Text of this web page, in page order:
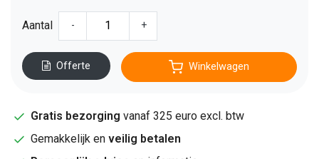
Aantal - +
Offerte Winkelwagen
Gratis bezorging vanaf 325 euro excl. btw
Gemakkelijk en veilig betalen